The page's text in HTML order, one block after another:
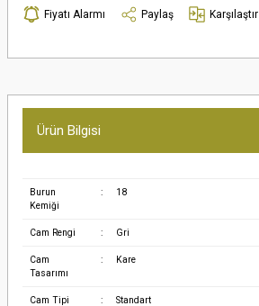
Fiyatı Alarmı
Paylaş Karşılaştır
Ürün Bilgisi
Burun
Kemiği
: 18
Cam Rengi : Gri
Cam
Tasarımı
: Kare
Cam Tipi : Standart